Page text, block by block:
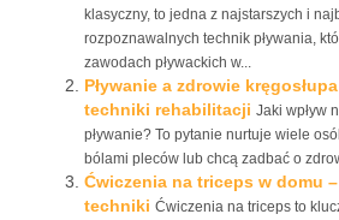
klasyczny, to jedna z najstarszych i
rozpoznawalnych technik pływania,
zawodach pływackich w...
Pływanie a zdrowie
techniki rehabilitacji Jaki wpływ
pływanie? To pytanie nurtuje wiele
bólami pleców lub chcą zadbać o
Ćwiczenia na triceps w domu
techniki Ćwiczenia na triceps to